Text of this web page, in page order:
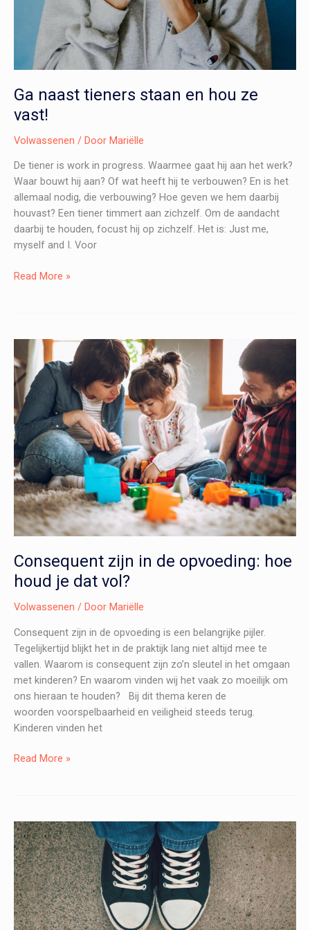
Ga naast tieners staan en hou ze
vast!
Volwassenen / Door Mariëlle
De tiener is work in progress. Waarmee gaat hij aan het werk?
Waar bouwt hij aan? Of wat heeft hij te verbouwen? En is het
allemaal nodig, die verbouwing? Hoe geven we hem daarbij
houvast? Een tiener timmert aan zichzelf. Om de aandacht
daarbij te houden, focust hij op zichzelf. Het is: Just me,
myself and I. Voor
Ga
en
hou
ze
vast!
Read More »
Consequent zijn in de opvoeding: hoe
houd je dat vol?
Volwassenen / Door Mariëlle
Consequent zijn in de opvoeding is een belangrijke pijler.
Tegelijkertijd blijkt het in de praktijk lang niet altijd mee te
vallen. Waarom is consequent zijn zo’n sleutel in het omgaan
met kinderen? En waarom vinden wij het vaak zo moeilijk om
ons hieraan te houden? Bij dit thema keren de
woorden voorspelbaarheid en veiligheid steeds terug.
Kinderen vinden het
Consequent
opvoeding:
hoe
houd
je
dat
vol?
Read More »